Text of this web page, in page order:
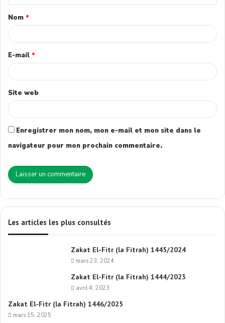
Nom *
E-mail *
Site web
Enregistrer mon nom, mon e-mail et mon site dans le
navigateur pour mon prochain commentaire.
Les articles les plus consultés
Zakat El-Fitr (la Fitrah) 1445/2024
mars 23, 2024
Zakat El-Fitr (la Fitrah) 1444/2023
avril 4, 2023
Zakat El-Fitr (la Fitrah) 1446/2025
mars 15, 2025